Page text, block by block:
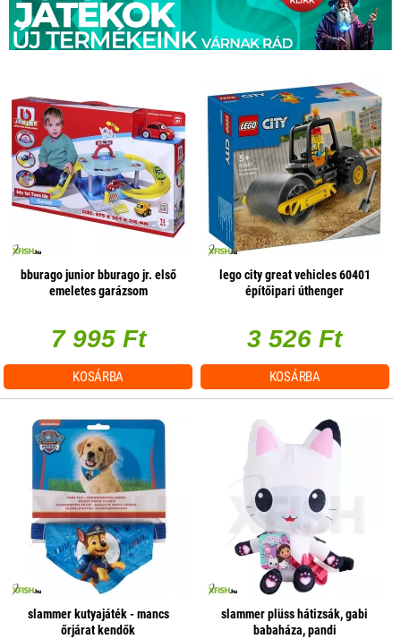
bburago junior bburago jr. első
emeletes garázsom
7 995 Ft
KOSÁRBA
lego city great vehicles 60401
építőipari úthenger
3 526 Ft
KOSÁRBA
slammer kutyajáték - mancs
őrjárat kendők
slammer plüss hátizsák, gabi
babaháza, pandi